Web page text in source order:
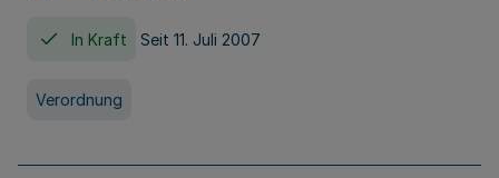
In Kraft Seit 11. Juli 2007
Verordnung